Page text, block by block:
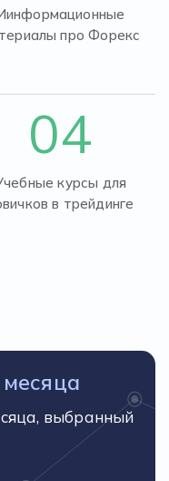
про Форекс
04
курсы для
в трейдинге
выбранный